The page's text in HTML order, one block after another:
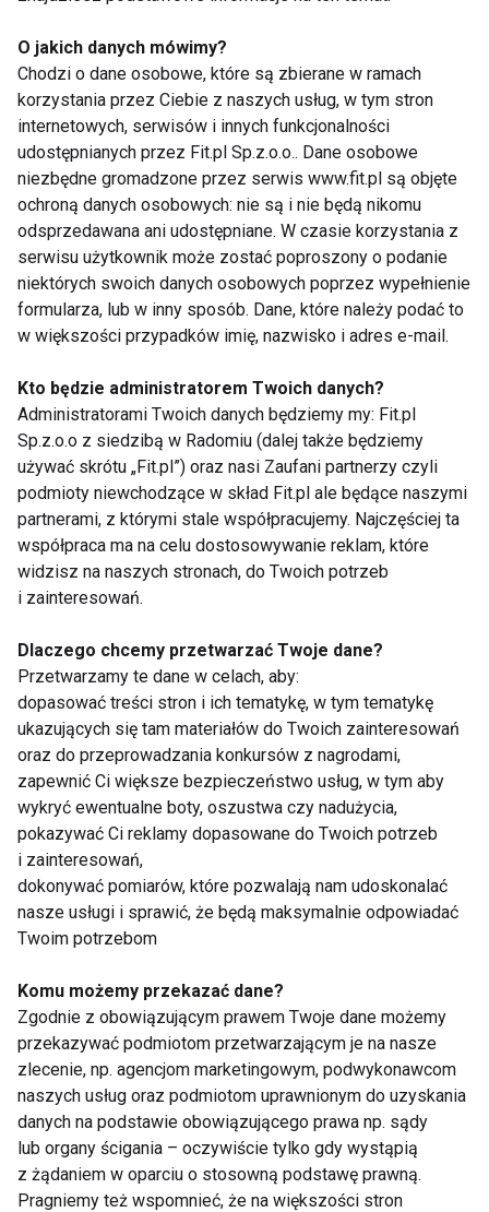
podwyższeniu
Jak dbać o ciało zimą
Aqua fitness - kosmetyki w
walce z chlorem
kręgosłupa
Piękne i smukłe ramiona -
wyzwanie na listopad
Nowoczesna, skuteczna terapia
przeciwko wypadaniu włosów
Jesienią ćwicz jogę!
najlepszych sportowców
Od rehabilitacji do fitnessu
Nowy styl życia seniorów
O jakich danych mówimy?
Chodzi o dane osobowe, które są zbierane w ramach
korzystania przez Ciebie z naszych usług, w tym stron
internetowych, serwisów i innych funkcjonalności
udostępnianych przez Fit.pl Sp.z.o.o.. Dane osobowe
niezbędne gromadzone przez serwis www.fit.pl są objęte
ochroną danych osobowych: nie są i nie będą nikomu
odsprzedawana ani udostępniane. W czasie korzystania z
serwisu użytkownik może zostać poproszony o podanie
niektórych swoich danych osobowych poprzez wypełnienie
formularza, lub w inny sposób. Dane, które należy podać to
w większości przypadków imię, nazwisko i adres e-mail.
Kto będzie administratorem Twoich danych?
Administratorami Twoich danych będziemy my: Fit.pl
Sp.z.o.o z siedzibą w Radomiu (dalej także będziemy
używać skrótu „Fit.pl”) oraz nasi Zaufani partnerzy czyli
podmioty niewchodzące w skład Fit.pl ale będące naszymi
partnerami, z którymi stale współpracujemy. Najczęściej ta
współpraca ma na celu dostosowywanie reklam, które
widzisz na naszych stronach, do Twoich potrzeb
i zainteresowań.
Dlaczego chcemy przetwarzać Twoje dane?
Przetwarzamy te dane w celach, aby:
dopasować treści stron i ich tematykę, w tym tematykę
ukazujących się tam materiałów do Twoich zainteresowań
oraz do przeprowadzania konkursów z nagrodami,
zapewnić Ci większe bezpieczeństwo usług, w tym aby
wykryć ewentualne boty, oszustwa czy nadużycia,
pokazywać Ci reklamy dopasowane do Twoich potrzeb
i zainteresowań,
dokonywać pomiarów, które pozwalają nam udoskonalać
nasze usługi i sprawić, że będą maksymalnie odpowiadać
Twoim potrzebom
Komu możemy przekazać dane?
Zgodnie z obowiązującym prawem Twoje dane możemy
przekazywać podmiotom przetwarzającym je na nasze
zlecenie, np. agencjom marketingowym, podwykonawcom
naszych usług oraz podmiotom uprawnionym do uzyskania
danych na podstawie obowiązującego prawa np. sądy
lub organy ścigania – oczywiście tylko gdy wystąpią
z żądaniem w oparciu o stosowną podstawę prawną.
Pragniemy też wspomnieć, że na większości stron